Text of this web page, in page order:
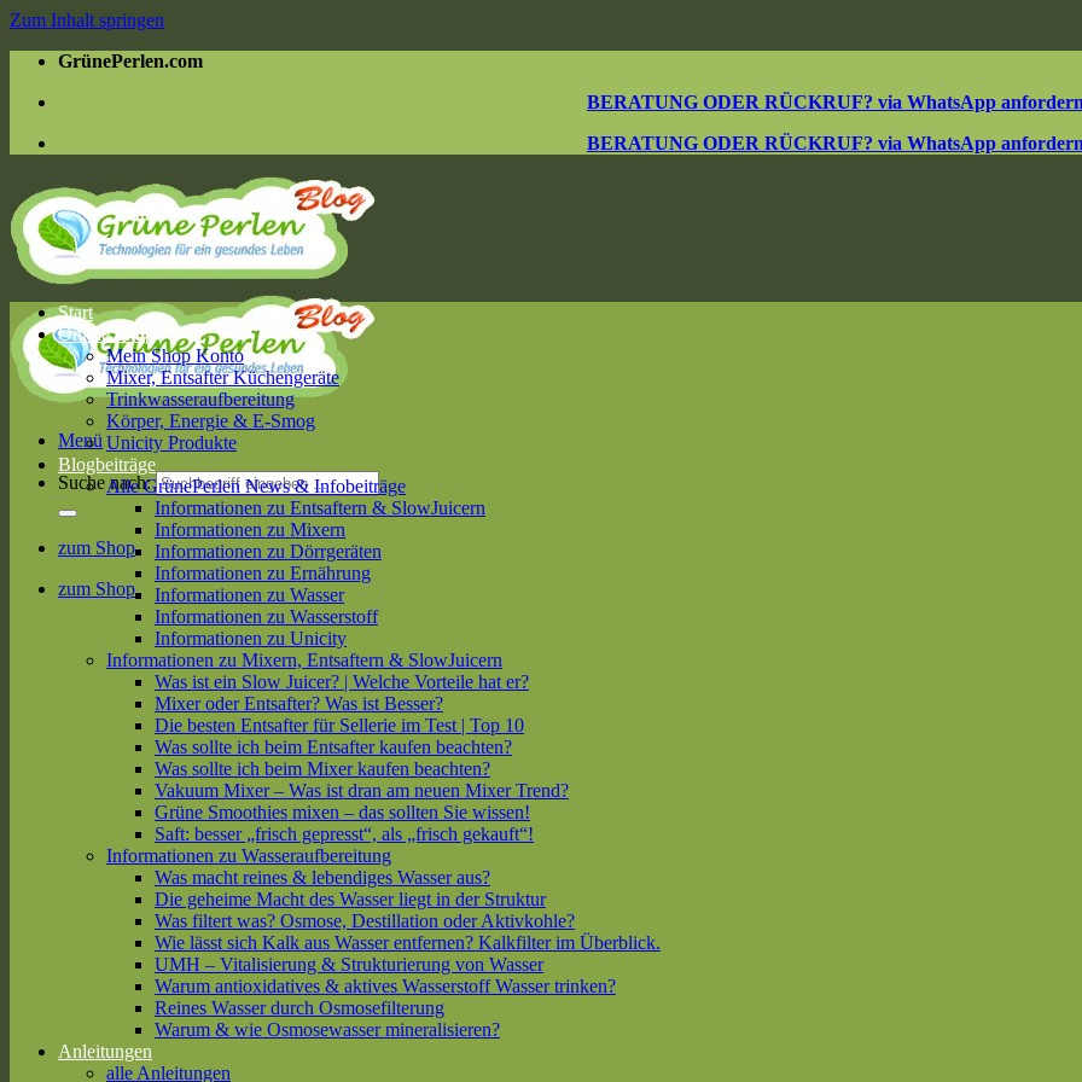
Zum Inhalt springen
GrünePerlen.com
BERATUNG ODER RÜCKRUF? via WhatsApp
BERATUNG ODER RÜCKRUF? via WhatsApp
Menü
Suche nach:
zum Shop
zum Shop
Start
Online Shop
Mein Shop Konto
Mixer, Entsafter Küchengeräte
Trinkwasseraufbereitung
Körper, Energie & E-Smog
Unicity Produkte
Blogbeiträge
Alle GrünePerlen News & Infobeiträge
Informationen zu Entsaftern & SlowJuicern
Informationen zu Mixern
Informationen zu Dörrgeräten
Informationen zu Ernährung
Informationen zu Wasser
Informationen zu Wasserstoff
Informationen zu Unicity
Informationen zu Mixern, Entsaftern & SlowJuicern
Was ist ein Slow Juicer? | Welche Vorteile hat er?
Mixer oder Entsafter? Was ist Besser?
Die besten Entsafter für Sellerie im Test | Top 10
Was sollte ich beim Entsafter kaufen beachten?
Was sollte ich beim Mixer kaufen beachten?
Vakuum Mixer – Was ist dran am neuen Mixer Trend?
Grüne Smoothies mixen – das sollten Sie wissen!
Saft: besser „frisch gepresst“, als „frisch gekauft“!
Informationen zu Wasseraufbereitung
Was macht reines & lebendiges Wasser aus?
Die geheime Macht des Wasser liegt in der Struktur
Was filtert was? Osmose, Destillation oder Aktivkohle?
Wie lässt sich Kalk aus Wasser entfernen? Kalkfilter im Überblick.
UMH – Vitalisierung & Strukturierung von Wasser
Warum antioxidatives & aktives Wasserstoff Wasser trinken?
Reines Wasser durch Osmosefilterung
Warum & wie Osmosewasser mineralisieren?
Anleitungen
alle Anleitungen